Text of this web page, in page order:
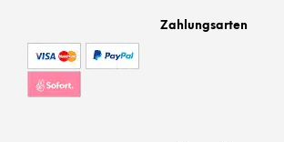
Zahlungsarten